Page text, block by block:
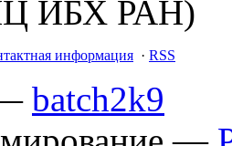
ИБХ РАН)
информация · RSS
batch2k9